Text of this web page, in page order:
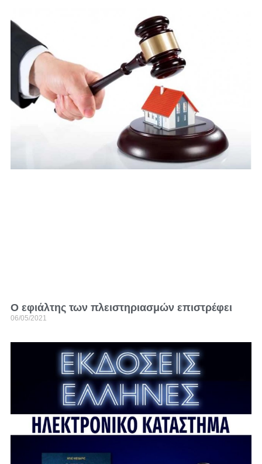
Ο εφιάλτης των πλειστηριασμών επιστρέφει
06/05/2021